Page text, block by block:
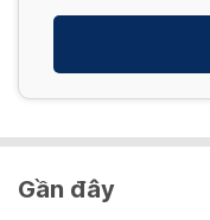
Gần đây